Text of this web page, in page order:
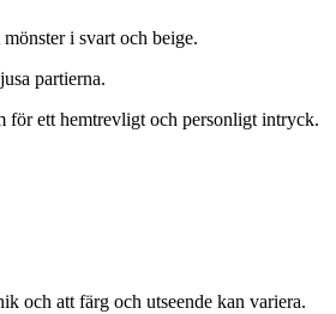
i svart och beige.
partierna.
för ett hemtrevligt och personligt intryck.
och att färg och utseende kan variera.